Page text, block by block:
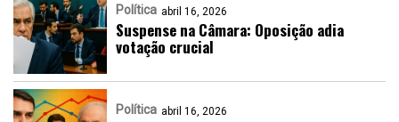
Política abril 16, 2026
Suspense na Câmara: Oposição adia
votação crucial
Política abril 16, 2026